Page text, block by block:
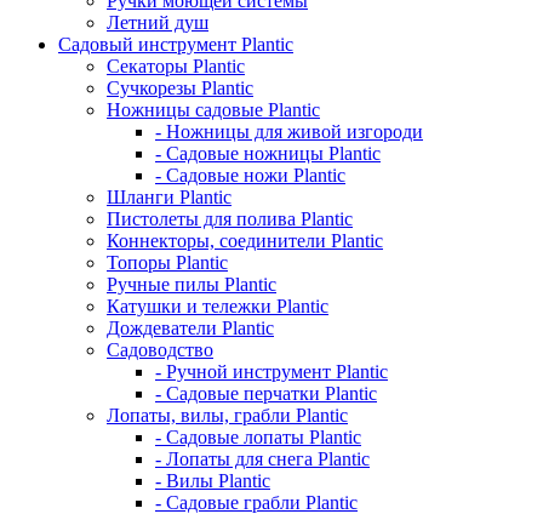
Летний душ
Садовый инструмент Plantic
Секаторы Plantic
Сучкорезы Plantic
Ножницы садовые Plantic
- Ножницы для живой изгороди
- Садовые ножницы Plantic
- Садовые ножи Plantic
Шланги Plantic
Пистолеты для полива Plantic
Коннекторы, соединители Plantic
Топоры Plantic
Ручные пилы Plantic
Катушки и тележки Plantic
Дождеватели Plantic
Садоводство
- Ручной инструмент Plantic
- Садовые перчатки Plantic
Лопаты, вилы, грабли Plantic
- Садовые лопаты Plantic
- Лопаты для снега Plantic
- Вилы Plantic
- Садовые грабли Plantic